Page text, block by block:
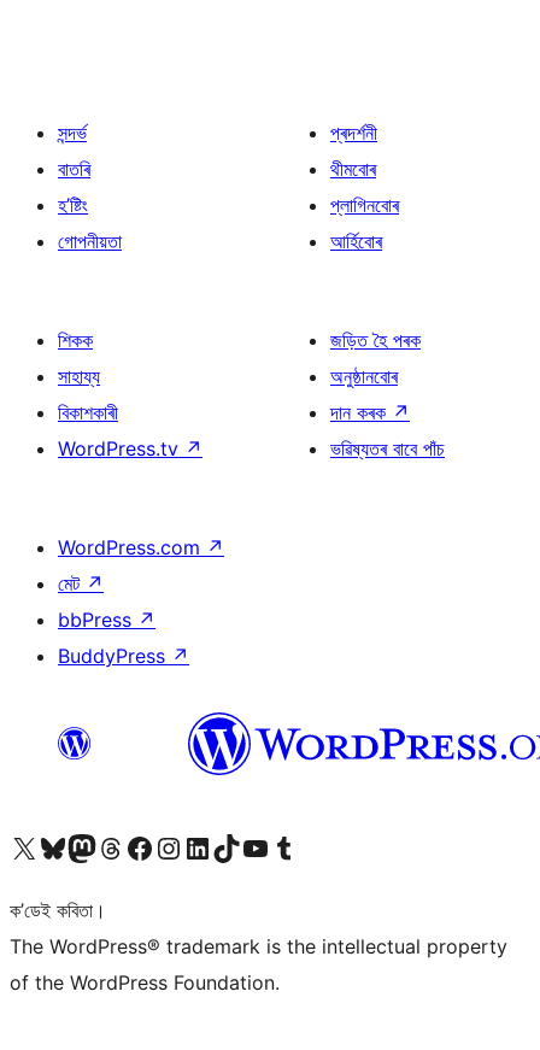
সন্দৰ্ভ
বাতৰি
হ’ষ্টিং
গোপনীয়তা
প্ৰদৰ্শনী
থীমবোৰ
প্লাগিনবোৰ
আৰ্হিবোৰ
শিকক
সাহায্য
বিকাশকাৰী
WordPress.tv ↗
জড়িত হৈ পৰক
অনুষ্ঠানবোৰ
দান কৰক ↗
ভৱিষ্যতৰ বাবে পাঁচ
WordPress.com ↗
মেট ↗
bbPress ↗
BuddyPress ↗
আমাৰ X (আগৰ Twitter) একাউণ্টলৈ যাওকআমাৰ Bluesky একাউণ্টলৈ যাওকআমাৰ Mastodon একাউণ্টলৈ যাওকআমাৰ Threads একাউণ্টলৈ যাওকআমাৰ Facebook পৃষ্ঠালৈ যাওকআমাৰ Instagram একাউণ্টলৈ যাওকআমাৰ LinkedIn একাউণ্টলৈ যাওকআমাৰ TikTok একাউণ্টলৈ যাওকআমাৰ YouTube চেনেললৈ যাওকআমাৰ Tumblr একাউণ্টলৈ যাওক
ক’ডেই কবিতা।
The WordPress® trademark is the intellectual property
of the WordPress Foundation.